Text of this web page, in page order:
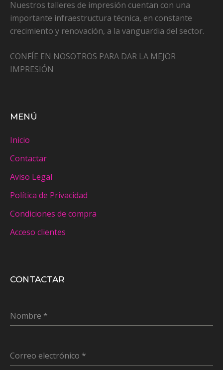
Nuestros talleres de impresión cuentan con una
importante infraestructura técnica, en constante
crecimiento y renovación, a la vanguardia del sector.
CONFÍE EN NOSOTROS PARA DAR LA MEJOR
IMPRESIÓN
MENÚ
Inicio
Contactar
Aviso Legal
Política de Privacidad
Condiciones de compra
Acceso clientes
CONTACTAR
Nombre *
Correo electrónico *